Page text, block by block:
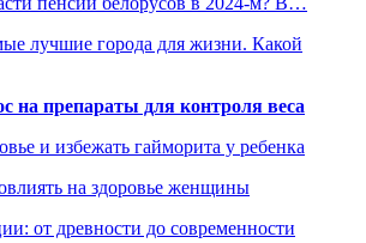
лучшие города для жизни. Какой
на препараты для контроля веса
и избежать гайморита у ребенка
на здоровье женщины
от древности до современности